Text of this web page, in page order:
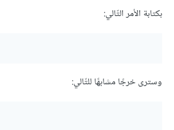
بكتابة الأمر التّالي:
وسترى خرجًا مشابهًا للتّالي: